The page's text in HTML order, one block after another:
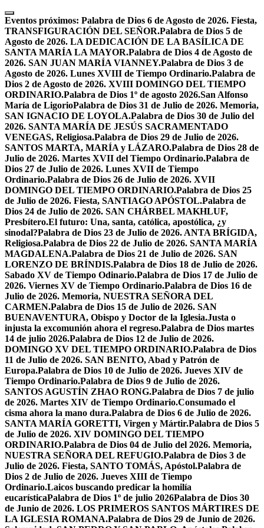
Skip
to
content
Eventos próximos: Palabra de Dios 6 de Agosto de 2026. Fiesta,
TRANSFIGURACIÓN DEL SEÑOR.Palabra de Dios 5 de
Agosto de 2026. LA DEDICACIÓN DE LA BASÍLICA DE
SANTA MARÍA LA MAYOR.Palabra de Dios 4 de Agosto de
2026. SAN JUAN MARÍA VIANNEY.Palabra de Dios 3 de
Agosto de 2026. Lunes XVIII de Tiempo Ordinario.Palabra de
Dios 2 de Agosto de 2026. XVIII DOMINGO DEL TIEMPO
ORDINARIO.Palabra de Dios 1º de agosto 2026.San Alfonso
María de LigorioPalabra de Dios 31 de Julio de 2026. Memoria,
SAN IGNACIO DE LOYOLA.Palabra de Dios 30 de Julio del
2026. SANTA MARÍA DE JESÚS SACRAMENTADO
VENEGAS, Religiosa.Palabra de Dios 29 de Julio de 2026.
SANTOS MARTA, MARÍA y LÁZARO.Palabra de Dios 28 de
Julio de 2026. Martes XVII del Tiempo Ordinario.Palabra de
Dios 27 de Julio de 2026. Lunes XVII de Tiempo
Ordinario.Palabra de Dios 26 de Julio de 2026. XVII
DOMINGO DEL TIEMPO ORDINARIO.Palabra de Dios 25
de Julio de 2026. Fiesta, SANTIAGO APÓSTOL.Palabra de
Dios 24 de Julio de 2026. SAN CHÁRBEL MAKHLUF,
Presbítero.El futuro: Una, santa, católica, apostólica, ¿y
sinodal?Palabra de Dios 23 de Julio de 2026. ANTA BRÍGIDA,
Religiosa.Palabra de Dios 22 de Julio de 2026. SANTA MARÍA
MAGDALENA.Palabra de Dios 21 de Julio de 2026. SAN
LORENZO DE BRÍNDIS.Palabra de Dios 18 de Julio de 2026.
Sabado XV de Tiempo Odinario.Palabra de Dios 17 de Julio de
2026. Viernes XV de Tiempo Ordinario.Palabra de Dios 16 de
Julio de 2026. Memoria, NUESTRA SEÑORA DEL
CARMEN.Palabra de Dios 15 de Julio de 2026. SAN
BUENAVENTURA, Obispo y Doctor de la Iglesia.Justa o
injusta la excomunión ahora el regreso.Palabra de Dios martes
14 de julio 2026.Palabra de Dios 12 de Julio de 2026.
DOMINGO XV DEL TIEMPO ORDINARIO.Palabra de Dios
11 de Julio de 2026. SAN BENITO, Abad y Patrón de
Europa.Palabra de Dios 10 de Julio de 2026. Jueves XIV de
Tiempo Ordinario.Palabra de Dios 9 de Julio de 2026.
SANTOS AGUSTÍN ZHAO RONG.Palabra de Dios 7 de julio
de 2026. Martes XIV de Tiempo Ordinario.Consumado el
cisma ahora la mano dura.Palabra de Dios 6 de Julio de 2026.
SANTA MARÍA GORETTI, Virgen y Mártir.Palabra de Dios 5
de Julio de 2026. XIV DOMINGO DEL TIEMPO
ORDINARIO.Palabra de Dios 04 de Julio del 2026. Memoria,
NUESTRA SEÑORA DEL REFUGIO.Palabra de Dios 3 de
Julio de 2026. Fiesta, SANTO TOMÁS, Apóstol.Palabra de
Dios 2 de Julio de 2026. Jueves XIII de Tiempo
Ordinario.Laicos buscando predicar la homilía
eucarísticaPalabra de Dios 1º de julio 2026Palabra de Dios 30
de Junio de 2026. LOS PRIMEROS SANTOS MÁRTIRES DE
LA IGLESIA ROMANA.Palabra de Dios 29 de Junio de 2026.